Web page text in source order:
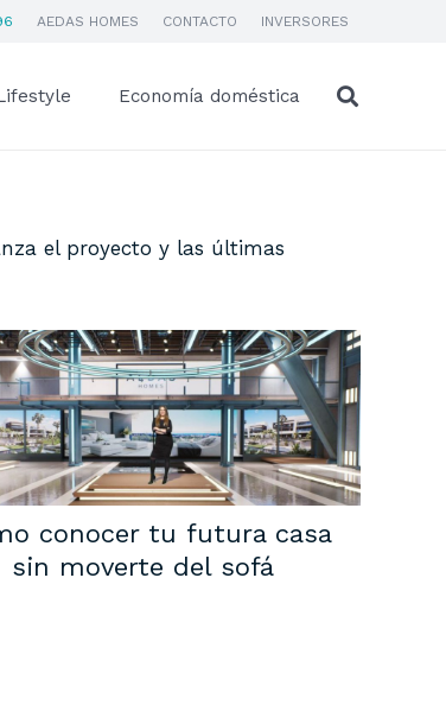
AEDAS HOMES CONTACTO INVERSORES
Economía doméstica
el proyecto y las últimas
conocer tu futura casa
sin moverte del sofá